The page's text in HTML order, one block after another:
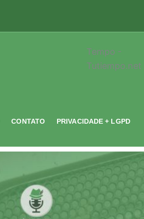
Tempo -
Tutiempo.net
CONTATO PRIVACIDADE + LGPD